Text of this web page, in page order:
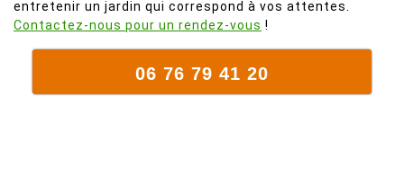
entretenir un jardin qui correspond à vos attentes.
Contactez-nous pour un rendez-vous !
06 76 79 41 20